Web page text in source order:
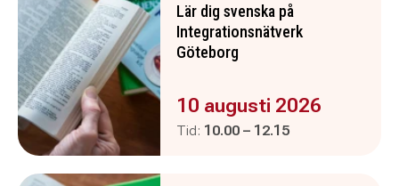
Lär dig svenska på
Integrationsnätverk
Göteborg
Evenemanget är :
10 augusti 2026
Tid: Pågår mellan
10.00 – och
12.15